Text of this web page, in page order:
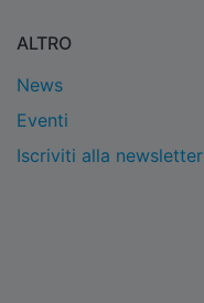
ALTRO
News
Eventi
Iscriviti alla newsletter